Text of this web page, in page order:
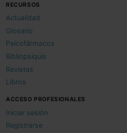
RECURSOS
Actualidad
Glosario
Psicofármacos
Bibliopsiquis
Revistas
Libros
ACCESO PROFESIONALES
Iniciar sesión
Registrarse